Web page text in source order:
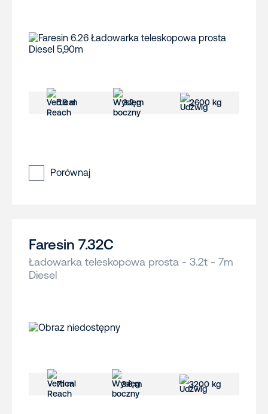
5.9 m 3.2 m 2600 kg
Porównaj
Faresin 7.32C
Ładowarka teleskopowa prosta - 3.2t - 7m
Diesel
7.1 m 3.6 m 3200 kg